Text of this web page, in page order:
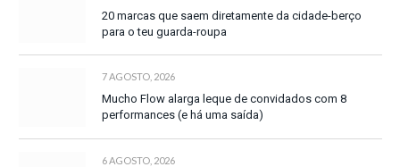
20 marcas que saem diretamente da cidade-berço
para o teu guarda-roupa
7 AGOSTO, 2026
Mucho Flow alarga leque de convidados com 8
performances (e há uma saída)
6 AGOSTO, 2026